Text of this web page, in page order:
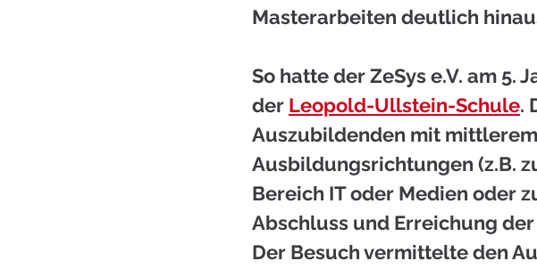
Masterarbeiten deutlich
So hatte der ZeSys e.V. am 5.
der Leopold-Ullstein-Schule.
Auszubildenden mit
Ausbildungsrichtungen (z.B.
Bereich IT oder Medien oder
Abschluss und Erreichung
Der Besuch vermittelte den